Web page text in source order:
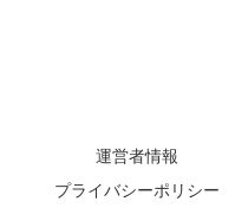
運営者情報
プライバシーポリシー